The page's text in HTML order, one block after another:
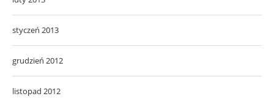
styczeń 2013
grudzień 2012
listopad 2012